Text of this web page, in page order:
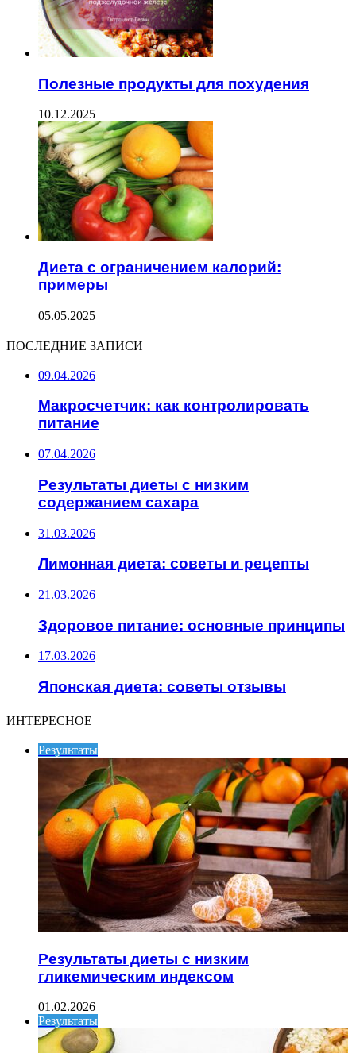
Полезные продукты для похудения
10.12.2025
Диета с ограничением калорий:
примеры
05.05.2025
ПОСЛЕДНИЕ ЗАПИСИ
09.04.2026
Макросчетчик: как контролировать
питание
07.04.2026
Результаты диеты с низким
содержанием сахара
31.03.2026
Лимонная диета: советы и рецепты
21.03.2026
Здоровое питание: основные принципы
17.03.2026
Японская диета: советы отзывы
ИНТЕРЕСНОЕ
Результаты
Результаты диеты с низким
гликемическим индексом
01.02.2026
Результаты